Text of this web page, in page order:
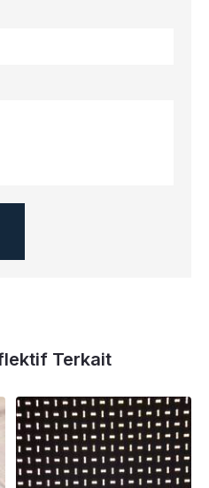
Terkait